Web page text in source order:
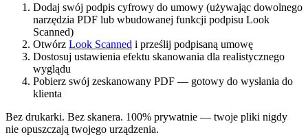
Dodaj swój podpis cyfrowy do umowy (używając dowolnego
narzędzia PDF lub wbudowanej funkcji podpisu Look
Scanned)
Otwórz Look Scanned i prześlij podpisaną umowę
Dostosuj ustawienia efektu skanowania dla realistycznego
wyglądu
Pobierz swój zeskanowany PDF — gotowy do wysłania do
klienta
Bez drukarki. Bez skanera. 100% prywatnie — twoje pliki nigdy
nie opuszczają twojego urządzenia.